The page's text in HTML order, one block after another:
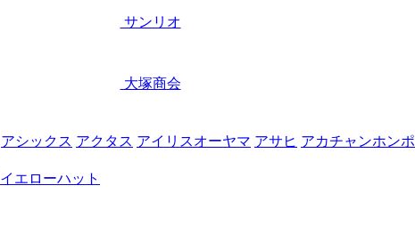
サンリオ
大塚商会
アシックス アクタス アイリスオーヤマ アサヒ アカチャンホンポ
イエローハット